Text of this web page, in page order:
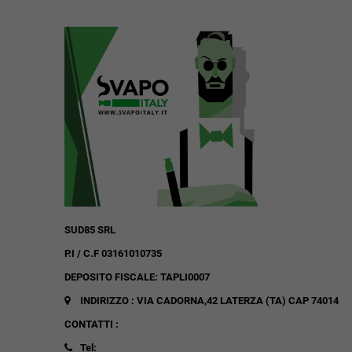
SUD85 SRL
P.I / C.F 03161010735
DEPOSITO FISCALE: TAPLI0007
INDIRIZZO : VIA CADORNA,42 LATERZA (TA) CAP 74014
CONTATTI :
Tel: